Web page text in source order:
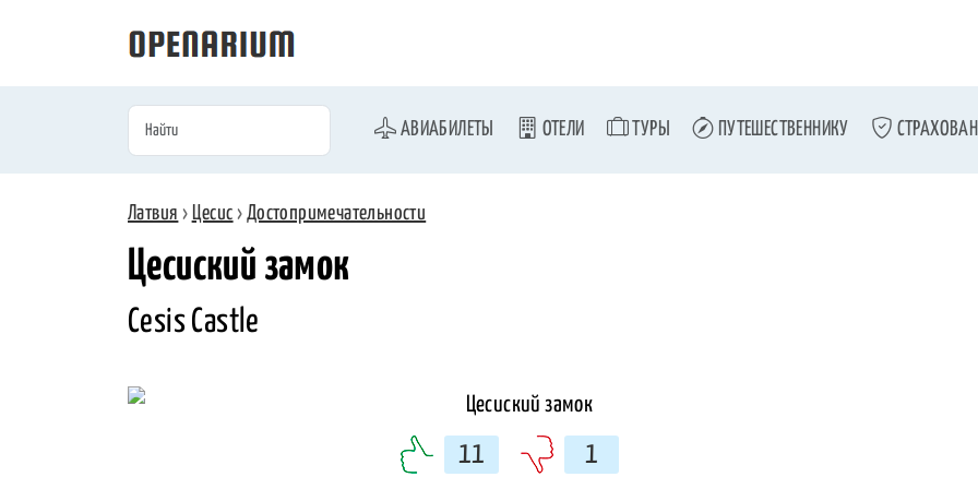
АВИАБИЛЕТЫ ОТЕЛИ ТУРЫ ПУТЕШЕСТВЕННИКУ
Латвия › Цесис › Достопримечательности
Цесиский замок
Cesis Castle
11 1